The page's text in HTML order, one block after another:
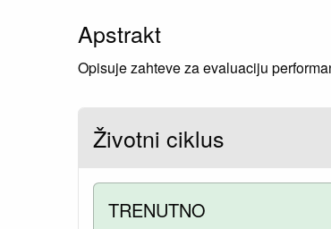
Apstrakt
Opisuje zahteve za evaluaciju
Životni ciklus
TRENUTNO